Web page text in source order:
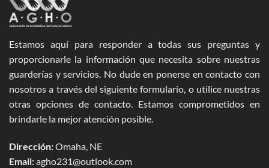
Estamos aquí para responder a todas sus preguntas y
proporcionarle la información que necesita sobre nuestras
guarderías y servicios. No dude en ponerse en contacto con
nosotros a través del siguiente formulario, o utilice nuestras
otras opciones de contacto. Estamos comprometidos en
brindarle la mejor atención posible.
Dirección:Omaha, NE
Email:agho231@outlook.com